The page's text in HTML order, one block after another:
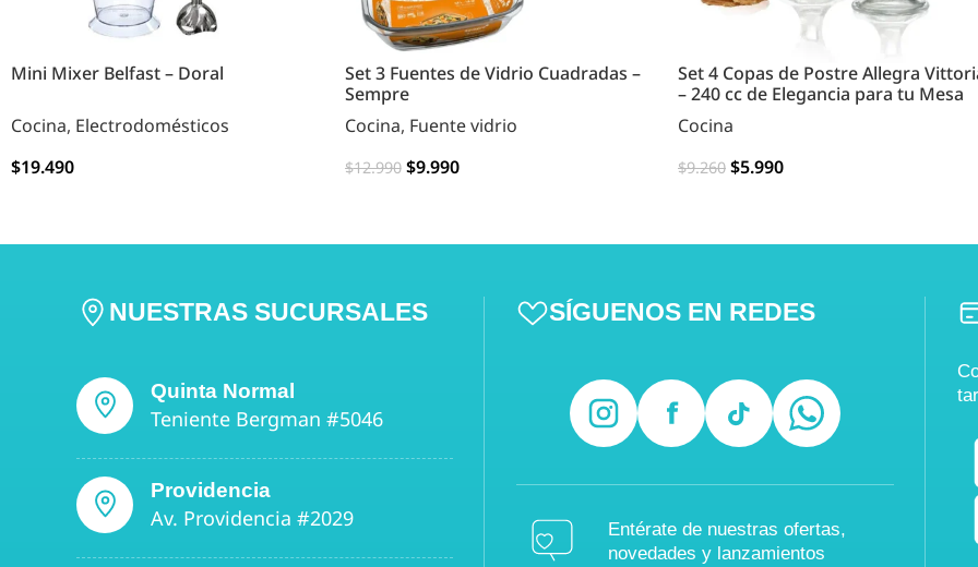
Mini Mixer Belfast – Doral
Cocina, Electrodomésticos
$19.490
Set 3 Fuentes de Vidrio Cuadradas –
Sempre
Cocina, Fuente vidrio
$12.990 $9.990
Set 4 Copas de Postre Allegra
– 240 cc de Elegancia para tu Mesa
Cocina
$9.260 $5.990
NUESTRAS SUCURSALES
Quinta Normal
Teniente Bergman #5046
Providencia
Av. Providencia #2029
SÍGUENOS EN REDES
Entérate de nuestras ofertas,
novedades y lanzamientos